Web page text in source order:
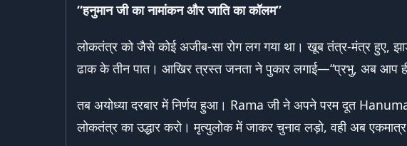
“हनुमान जी का नामांकन और जाति का कॉलम”
लोकतंत्र को जैसे कोई अजीब-सा रोग लग गया था। खूब तंत्र-मंत्र हुए,
ढाक के तीन पात। आखिर त्रस्त जनता ने पुकार लगाई—“प्रभु, अब आप
तब अयोध्या दरबार में निर्णय हुआ। Rama जी ने अपने परम दूत
लोकतंत्र का उद्धार करो। मृत्युलोक में जाकर चुनाव लड़ो, वही अब